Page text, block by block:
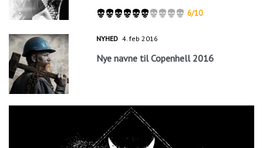
6/10
NYHED 4. feb 2016
Nye navne til Copenhell 2016